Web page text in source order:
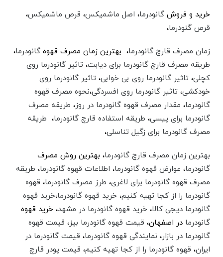
خرید و فروش گانودرما، اصل ماشمیکس، قرص ماشمیکس،
قرص گنودرما،
زمان مصرف قارچ گانودرما، بهترین زمان مصرف قهوه گانودرما،
طریقه مصرف قارچ گانودرما برای دیابت،‌تاثیر گانودرما روی
کچلی، تاثیر گانودرما روی بی خوابی،‌ تاثیر گانودرما روی
خودکشی، تاثیر گانودرما روی افسردگی،نحوه مصرف قهوه
گانودرما،‌ مقدار مصرف قهوه گانودرما در روز،‌ طریقه مصرف
گانودرما برای پیسی،‌ طريقه استفاده قارچ گانودرما،‌ طریقه
مصرف گانودرما برای زگیل تناسلی،
بهترین زمان مصرف قارچ گانودرما،‌ بهترین روش مصرف
گانودرما،‌ عوارض قهوه گانودرما،‌ اطلاعات قهوه گانودرما،‌ طریقه
مصرف قهوه گانودرما برای لاغری،‌ طرز مصرف گانودرما، قهوه
گانودرما را از کجا تهیه کنیم، خرید قهوه گانودرما،خرید قهوه
گانودرما دیجی کالا،‌ خرید قهوه گانودرما در مشهد،‌ خرید قهوه
گانودرما در اصفهان، قیمت قهوه گانودرما بیز،‌ قیمت قهوه
گانودرما در بازار،‌ نمایندگی قهوه گانودرما، قیمت گانودرما در
ایران،‌ قهوه گانودرما را از کجا تهیه کنیم،‌ قیمت پودر قارچ